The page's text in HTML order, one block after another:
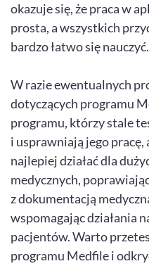
okazuje się, że praca w
prosta, a wszystkich
bardzo łatwo się nauczyć.
W razie ewentualnych
dotyczących programu
programu, którzy stale
i usprawniają jego pracę,
najlepiej działać dla
medycznych,
z dokumentacją
wspomagając działania
pacjentów. Warto
programu Medfile i